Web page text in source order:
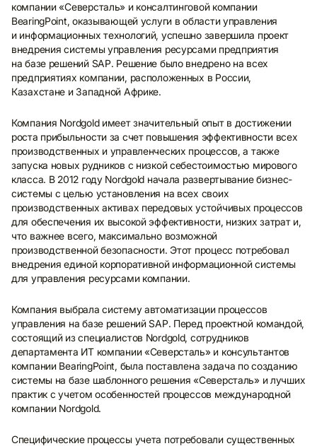
компании «Северсталь» и консалтинговой компании
BearingPoint, оказывающей услуги в области управления
и информационных технологий, успешно завершила проект
внедрения системы управления ресурсами предприятия
на базе решений SAP. Решение было внедрено на всех
предприятиях компании, расположенных в России,
Казахстане и Западной Африке.
Компания Nordgold имеет значительный опыт в достижении
роста прибыльности за счет повышения эффективности всех
производственных и управленческих процессов, а также
запуска новых рудников с низкой себестоимостью мирового
класса. В 2012 году Nordgold начала развертывание бизнес-
системы с целью установления на всех своих
производственных активах передовых устойчивых процессов
для обеспечения их высокой эффективности, низких затрат и,
что важнее всего, максимально возможной
производственной безопасности. Этот процесс потребовал
внедрения единой корпоративной информационной системы
для управления ресурсами компании.
Компания выбрала систему автоматизации процессов
управления на базе решений SAP. Перед проектной командой,
состоящий из специалистов Nordgold, сотрудников
департамента ИТ компании «Северсталь» и консультантов
компании BearingPoint, была поставлена задача по созданию
системы на базе шаблонного решения «Северсталь» и лучших
практик с учетом особенностей процессов международной
компании Nordgold.
Специфические процессы учета потребовали существенных